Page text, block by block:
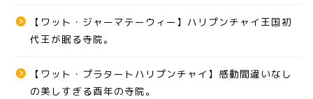
【ワット・ジャーマテーウィー】ハリプンチャイ王国初
代王が眠る寺院。
【ワット・プラタートハリプンチャイ】感動間違いなし
の美しすぎる酉年の寺院。